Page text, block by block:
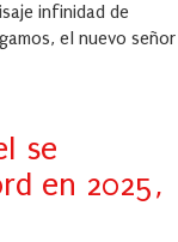
infinidad de
el nuevo señor
se
en 2025,